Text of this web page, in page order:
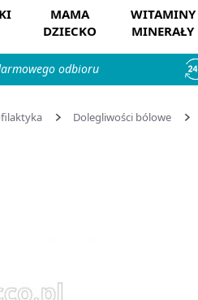
MAMA
DZIECKO
WITAMINY
MINERAŁY
odbioru
Dolegliwości bólowe